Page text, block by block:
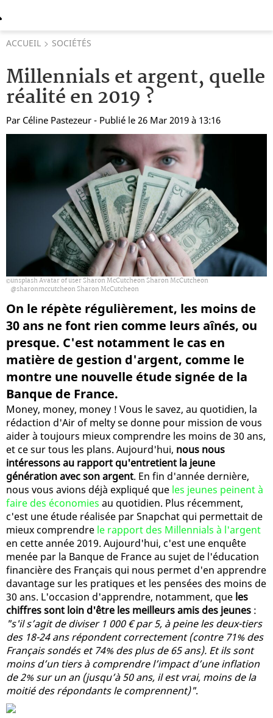
ACCUEIL SOCIÉTÉS
Millennials et argent, quelle
réalité en 2019 ?
Par Céline Pastezeur - Publié le 26 Mar 2019 à 13:16
unsplash Avatar of user Sharon McCutcheon Sharon McCutcheon
@sharonmccutcheon Sharon McCutcheon
On le répète régulièrement, les moins de
30 ans ne font rien comme leurs aînés, ou
presque. C'est notamment le cas en
matière de gestion d'argent, comme le
montre une nouvelle étude signée de la
Banque de France.
Money, money, money ! Vous le savez, au quotidien, la
rédaction d'Air of melty se donne pour mission de vous
aider à toujours mieux comprendre les moins de 30 ans,
et ce sur tous les plans. Aujourd'hui, nous nous
intéressons au rapport qu'entretient la jeune
génération avec son argent. En fin d'année dernière,
nous vous avions déjà expliqué que les jeunes peinent à
faire des économies au quotidien. Plus récemment,
c'est une étude réalisée par Snapchat qui permettait de
mieux comprendre le rapport des Millennials à l'argent
en cette année 2019. Aujourd'hui, c'est une enquête
menée par la Banque de France au sujet de l'éducation
financière des Français qui nous permet d'en apprendre
davantage sur les pratiques et les pensées des moins de
30 ans. L'occasion d'apprendre, notamment, que les
chiffres sont loin d'être les meilleurs amis des jeunes :
"s'il s’agit de diviser 1 000 € par 5, à peine les deux-tiers
des 18-24 ans répondent correctement (contre 71% des
Français sondés et 74% des plus de 65 ans). Et ils sont
moins d’un tiers à comprendre l’impact d’une inflation
de 2% sur un an (jusqu’à 50 ans, il est vrai, moins de la
moitié des répondants le comprennent)".